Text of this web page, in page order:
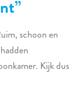
schoon en
Kijk dus